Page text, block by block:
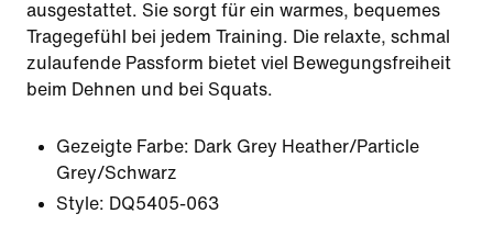
ausgestattet. Sie sorgt für ein warmes, bequemes
Tragegefühl bei jedem Training. Die relaxte, schmal
zulaufende Passform bietet viel Bewegungsfreiheit
beim Dehnen und bei Squats.
Gezeigte Farbe: Dark Grey Heather/Particle
Grey/Schwarz
Style: DQ5405-063